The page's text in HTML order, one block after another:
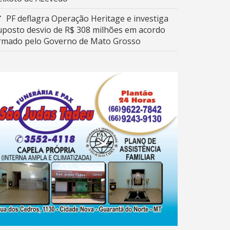
PF deflagra Operação Heritage e investiga
desvio de R$ 308 milhões em acordo
pelo Governo de Mato Grosso